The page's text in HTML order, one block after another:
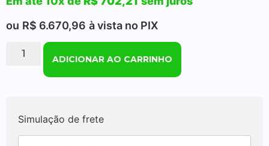
ou R$ 6.670,96 à vista no PIX
ADICIONAR AO CARRINHO
Simulação de frete